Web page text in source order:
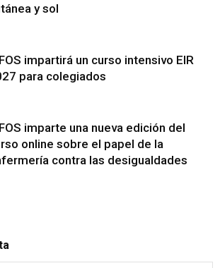
y sol
impartirá un curso intensivo EIR
para colegiados
imparte una nueva edición del
online sobre el papel de la
contra las desigualdades